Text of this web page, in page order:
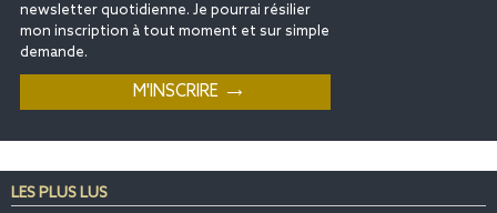
newsletter quotidienne. Je pourrai résilier
mon inscription à tout moment et sur simple
demande.
LES PLUS LUS